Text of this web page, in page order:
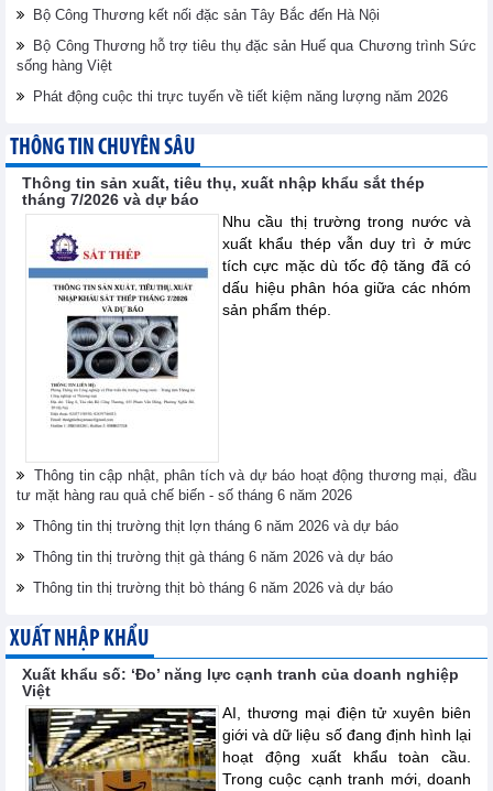
Bộ Công Thương kết nối đặc sản Tây Bắc đến Hà Nội
Bộ Công Thương hỗ trợ tiêu thụ đặc sản Huế qua Chương trình Sức
sống hàng Việt
Phát động cuộc thi trực tuyến về tiết kiệm năng lượng năm 2026
THÔNG TIN CHUYÊN SÂU
Thông tin sản xuất, tiêu thụ, xuất nhập khẩu sắt thép
tháng 7/2026 và dự báo
Nhu cầu thị trường trong nước và
xuất khẩu thép vẫn duy trì ở mức
tích cực mặc dù tốc độ tăng đã có
dấu hiệu phân hóa giữa các nhóm
sản phẩm thép.
Thông tin cập nhật, phân tích và dự báo hoạt động thương mại, đầu
tư mặt hàng rau quả chế biến - số tháng 6 năm 2026
Thông tin thị trường thịt lợn tháng 6 năm 2026 và dự báo
Thông tin thị trường thịt gà tháng 6 năm 2026 và dự báo
Thông tin thị trường thịt bò tháng 6 năm 2026 và dự báo
XUẤT NHẬP KHẨU
Xuất khẩu số: ‘Đo’ năng lực cạnh tranh của doanh nghiệp
Việt
AI, thương mại điện tử xuyên biên
giới và dữ liệu số đang định hình lại
hoạt động xuất khẩu toàn cầu.
Trong cuộc cạnh tranh mới, doanh